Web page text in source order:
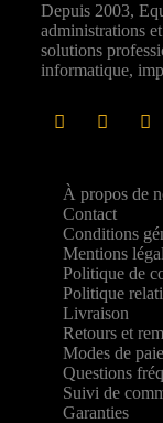
Depuis 2003,
administrations
solutions
informatique,
À propos de
Contact
Conditions
Mentions
Politique de
Politique
Livraison
Retours et
Modes de
Questions
Suivi de
Garanties